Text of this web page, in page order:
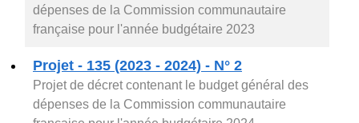
Mis à jour le 17 novembre 2023